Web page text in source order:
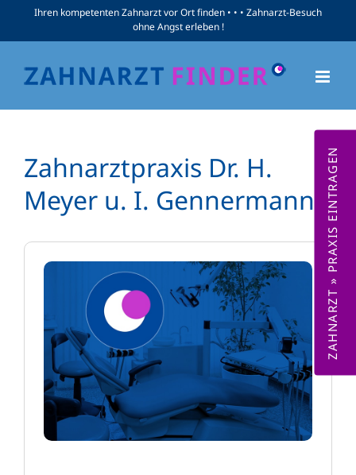
Inhalt
springen
Ihren kompetenten Zahnarzt vor Ort finden • • • Zahnarzt-Besuch
ohne Angst erleben !
Zahnarztpraxis Dr. H.
Meyer u. I. Gennermann ZAHNARZT » PRAXIS EINTRAGEN